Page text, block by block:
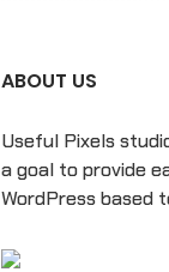
ABOUT US
Useful Pixels
a goal to provide
WordPress based